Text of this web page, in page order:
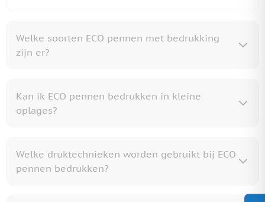
Welke soorten ECO pennen met bedrukking
zijn er?
Kan ik ECO pennen bedrukken in kleine
oplages?
Welke druktechnieken worden gebruikt bij ECO
pennen bedrukken?